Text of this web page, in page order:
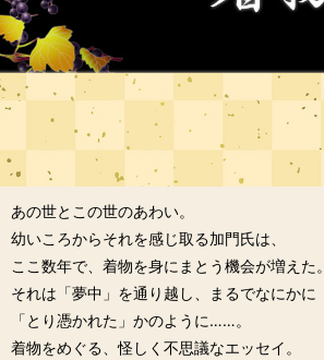
新刊
特集
編集部
あの世とこの世のあわい。
幼いころからそれを感じ取る加門氏は、
ここ数年で、着物を身にまとう機会が増えた。
それは「夢中」を通り越し、まるでなにかに
「とり憑かれた」かのように……。
着物をめぐる、怪しく不思議なエッセイ。